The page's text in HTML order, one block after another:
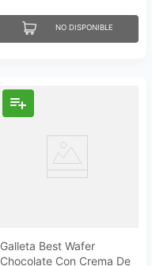
NO DISPONIBLE
Galleta Best Wafer
Chocolate Con Crema De